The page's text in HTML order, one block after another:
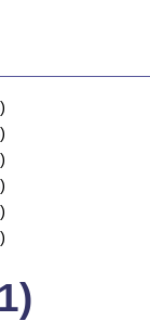
)
)
)
)
)
)